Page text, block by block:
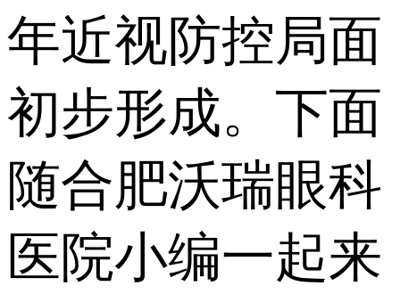
年近视防控局面
初步形成。下面
随合肥沃瑞眼科
医院小编一起来